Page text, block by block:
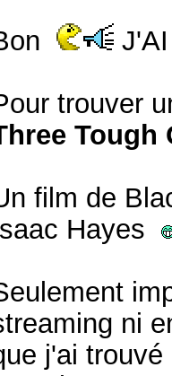
J'AI
trouver
Tough
film de
Hayes
ni
j'ai